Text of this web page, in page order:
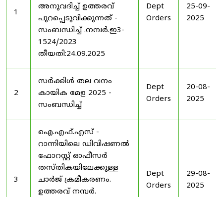
1
അനുവദിച്ച് ഉത്തരവ്
പുറപ്പെടുവിക്കുന്നത് -
സംബന്ധിച്ച് .നമ്പർ.ഇ3-
1524/2023
തീയതി:24.09.2025
Dept
Orders
25-09-
2025
2
സർക്കിൾ തല വനം
കായിക മേള 2025 -
സംബന്ധിച്ച്
Dept
Orders
20-08-
2025
3
ഐ.എഫ്.എസ് -
റാന്നിയിലെ ഡിവിഷണൽ
ഫോറസ്റ്റ് ഓഫീസർ
തസ്തികയിലേക്കുള്ള
ചാർജ് ക്രമീകരണം.
ഉത്തരവ് നമ്പർ.
Dept
Orders
29-08-
2025